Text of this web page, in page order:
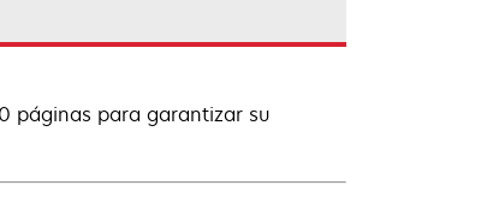
páginas para garantizar su